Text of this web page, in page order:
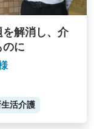
解消し、介
のに
活介護